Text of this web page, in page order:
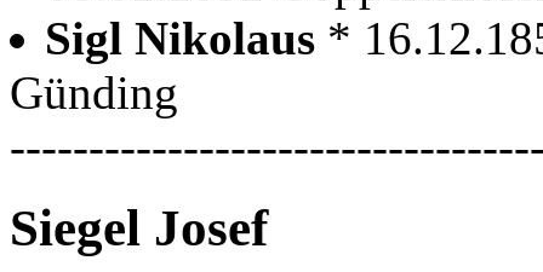
Sigl Nikolaus *
Günding
Siegel Josef